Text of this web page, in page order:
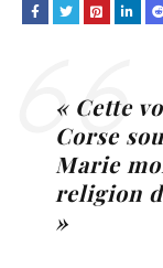
« Cette
Corse
Marie
religion
»